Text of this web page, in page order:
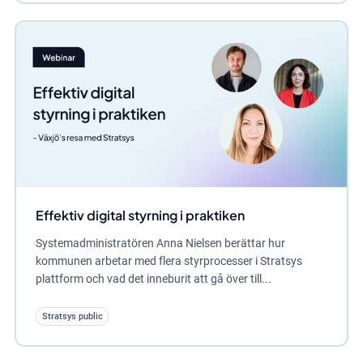
Effektiv digital styrning i praktiken
Systemadministratören Anna Nielsen berättar hur
kommunen arbetar med flera styrprocesser i Stratsys
plattform och vad det inneburit att gå över till...
Stratsys public